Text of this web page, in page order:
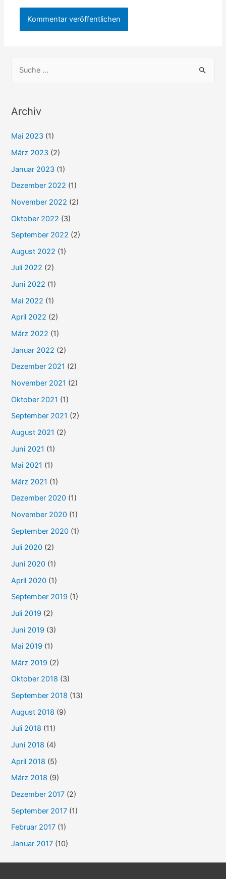
h
n
n
a
c
Archiv
Mai 2023 (1)
März 2023 (2)
Januar 2023 (1)
Dezember 2022 (1)
November 2022 (2)
Oktober 2022 (3)
September 2022 (2)
August 2022 (1)
Juli 2022 (2)
Juni 2022 (1)
Mai 2022 (1)
April 2022 (2)
März 2022 (1)
Januar 2022 (2)
Dezember 2021 (2)
November 2021 (2)
Oktober 2021 (1)
September 2021 (2)
August 2021 (2)
Juni 2021 (1)
Mai 2021 (1)
März 2021 (1)
Dezember 2020 (1)
November 2020 (1)
September 2020 (1)
Juli 2020 (2)
Juni 2020 (1)
April 2020 (1)
September 2019 (1)
Juli 2019 (2)
Juni 2019 (3)
Mai 2019 (1)
März 2019 (2)
Oktober 2018 (3)
September 2018 (13)
August 2018 (9)
Juli 2018 (11)
Juni 2018 (4)
April 2018 (5)
März 2018 (9)
Dezember 2017 (2)
September 2017 (1)
Februar 2017 (1)
Januar 2017 (10)